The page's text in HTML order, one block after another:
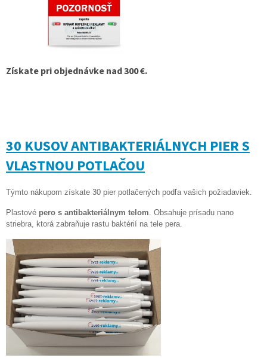
Získate pri objednávke nad 300 €.
30 KUSOV ANTIBAKTERIÁLNYCH PIER S
VLASTNOU POTLAČOU
Týmto nákupom získate 30 pier potlačených podľa vašich požiadaviek.
Plastové pero s antibakteriálnym telom. Obsahuje prísadu nano
striebra, ktorá zabraňuje rastu baktérií na tele pera.